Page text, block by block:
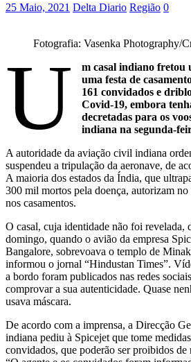
25 Maio, 2021 Delta Diario Região 0
Fotografia: Vasenka Photography/
U
m casal indiano fretou
uma festa de
161 convidados e
Covid-19, embora
decretadas para os
indiana na segunda-
A autoridade da aviação civil indiana
suspendeu a tripulação da aeronave, de
A maioria dos estados da Índia, que
300 mil mortos pela doença, autorizam
nos casamentos.
O casal, cuja identidade não foi revelada,
domingo, quando o avião da empresa
Bangalore, sobrevoava o templo de
informou o jornal “Hindustan Times”.
a bordo foram publicados nas redes
comprovar a sua autenticidade. Quase
usava máscara.
De acordo com a imprensa, a Direcção
indiana pediu à Spicejet que tome
convidados, que poderão ser proibidos de